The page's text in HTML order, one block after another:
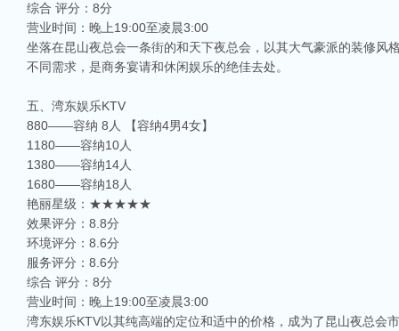
综合 评分：8分
营业时间：晚上19:00至凌晨3:00
坐落在昆山夜总会一条街的和天下夜总会，以其大气豪派的装修
不同需求，是商务宴请和休闲娱乐的绝佳去处。
五、湾东娱乐KTV
880——容纳 8人 【容纳4男4女】
1180——容纳10人
1380——容纳14人
1680——容纳18人
艳丽星级：★★★★★
效果评分：8.8分
环境评分：8.6分
服务评分：8.6分
综合 评分：8分
营业时间：晚上19:00至凌晨3:00
湾东娱乐KTV以其纯高端的定位和适中的价格，成为了昆山夜总会